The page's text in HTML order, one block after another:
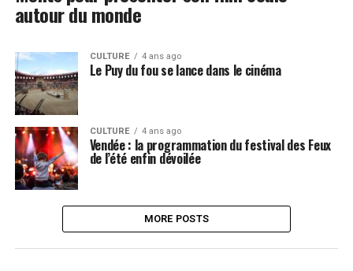
autour du monde
CULTURE 4 ans ago
Le Puy du fou se lance dans le cinéma
CULTURE 4 ans ago
Vendée : la programmation du festival des Feux
de l’été enfin dévoilée
MORE POSTS